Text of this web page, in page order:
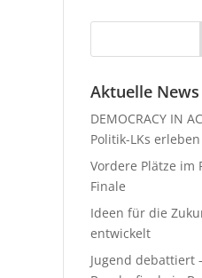
Aktuelle News
DEMOCRACY IN
Politik-LKs
Vordere Plätze im
Finale
Ideen für die
entwickelt
Jugend debattiert